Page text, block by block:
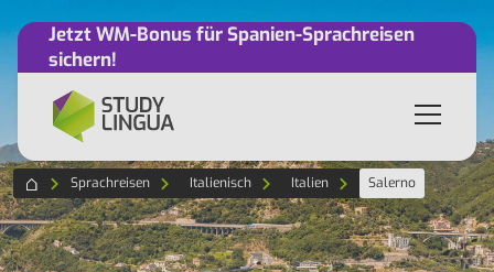
Jetzt WM-Bonus für Spanien-Sprachreisen
sichern!
Sprachreisen Italienisch Italien Salerno